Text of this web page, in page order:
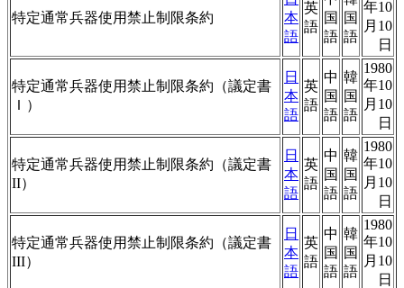
特定通常兵器使用禁止制限条約
本
語
英
語
国
語
国
語
年10
月10
日
特定通常兵器使用禁止制限条約（議定書
Ｉ）
日
本
語
英
語
中
国
語
韓
国
語
1980
年10
月10
日
特定通常兵器使用禁止制限条約（議定書
II）
日
本
語
英
語
中
国
語
韓
国
語
1980
年10
月10
日
特定通常兵器使用禁止制限条約（議定書
III）
日
本
語
英
語
中
国
語
韓
国
語
1980
年10
月10
日